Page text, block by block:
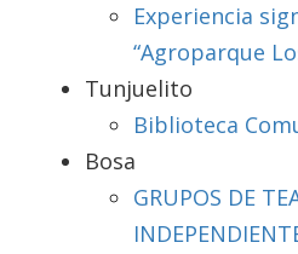
Experiencia
“Agroparque
Tunjuelito
Biblioteca
Bosa
GRUPOS DE